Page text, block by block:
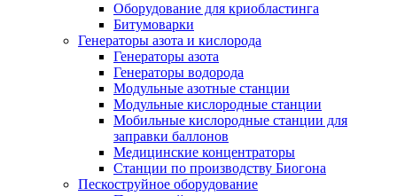
Оборудование для криобластинга
Битумоварки
Генераторы азота и кислорода
Генераторы азота
Генераторы водорода
Модульные азотные станции
Модульные кислородные станции
Мобильные кислородные станции для
заправки баллонов
Медицинские концентраторы
Станции по производству Биогона
Пескоструйное оборудование